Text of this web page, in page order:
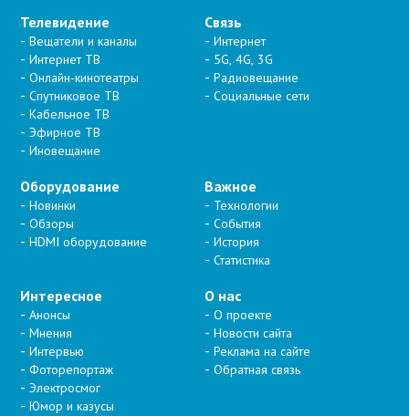
Телевидение
Вещатели и каналы
Интернет ТВ
Онлайн-кинотеатры
Спутниковое ТВ
Кабельное ТВ
Эфирное ТВ
Иновещание
Связь
Интернет
5G, 4G, 3G
Радиовещание
Социальные сети
Оборудование
Новинки
Обзоры
HDMI оборудование
Важное
Технологии
События
История
Статистика
Интересное
Анонсы
Мнения
Интервью
Фоторепортаж
Электросмог
Юмор и казусы
О нас
О проекте
Новости сайта
Реклама на сайте
Обратная связь